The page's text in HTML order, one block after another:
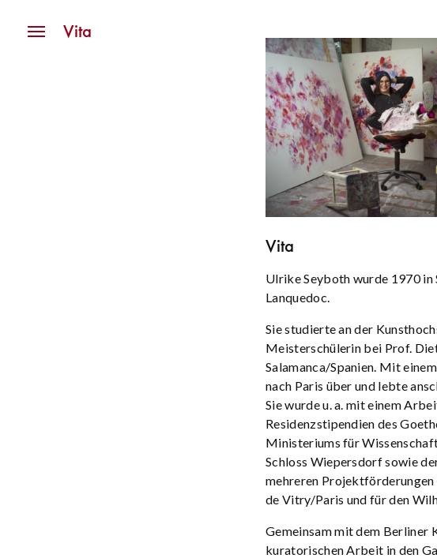
Vita
Vita
Ulrike Seyboth wurde 1970
Lanquedoc.
Sie studierte an der
Meisterschülerin bei Prof.
Salamanca/Spanien. Mit
nach Paris über und lebte
Sie wurde u. a. mit einem
Residenzstipendien des
Ministeriums für
Schloss Wiepersdorf sowie
mehreren
de Vitry/Paris und für den
Gemeinsam mit dem Berliner
kuratorischen Arbeit in den